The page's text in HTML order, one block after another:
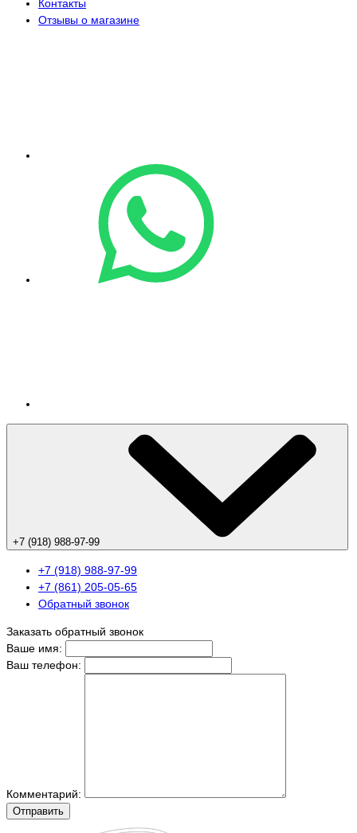
Контакты
Отзывы о магазине
+7 (918) 988-97-99
+7 (918) 988-97-99
+7 (861) 205-05-65
Обратный звонок
Заказать обратный звонок
Ваше имя:
Ваш телефон:
Комментарий:
Отправить